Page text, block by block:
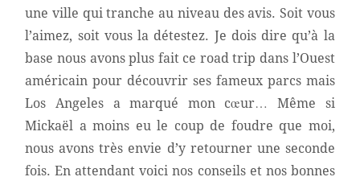
une ville qui tranche au niveau des avis. Soit vous
l’aimez, soit vous la détestez. Je dois dire qu’à la
base nous avons plus fait ce road trip dans l’Ouest
américain pour découvrir ses fameux parcs mais
Los Angeles a marqué mon cœur… Même si
Mickaël a moins eu le coup de foudre que moi,
nous avons très envie d’y retourner une seconde
fois. En attendant voici nos conseils et nos bonnes